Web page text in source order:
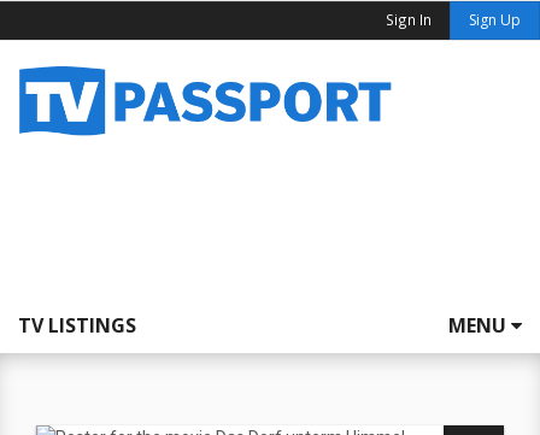
Sign In Sign Up
TV LISTINGS MENU